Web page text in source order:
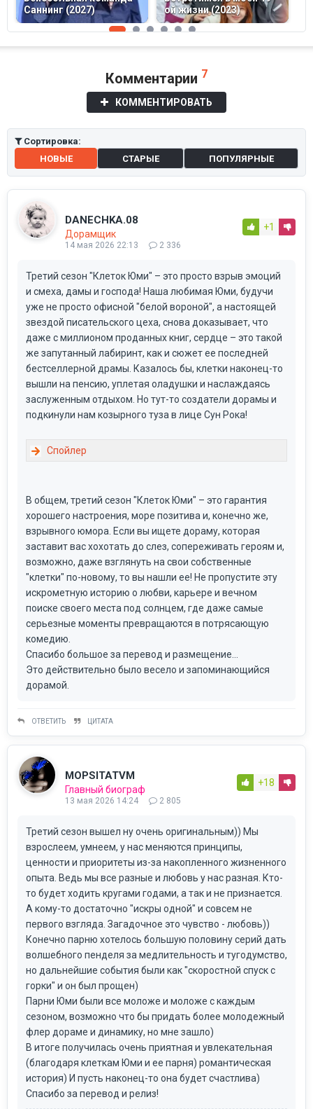
Саннинг (2027)
ой жизни (2023)
Комментарии 7
КОММЕНТИРОВАТЬ
Сортировка:
НОВЫЕ
СТАРЫЕ ПОПУЛЯРНЫЕ
DANECHKA.08
Дорамщик
14 мая 2026 22:13 2 336
+1
Третий сезон "Клеток Юми" – это просто взрыв эмоций
и смеха, дамы и господа! Наша любимая Юми, будучи
уже не просто офисной "белой вороной", а настоящей
звездой писательского цеха, снова доказывает, что
даже с миллионом проданных книг, сердце – это такой
же запутанный лабиринт, как и сюжет ее последней
бестселлерной драмы. Казалось бы, клетки наконец-то
вышли на пенсию, уплетая оладушки и наслаждаясь
заслуженным отдыхом. Но тут-то создатели дорамы и
подкинули нам козырного туза в лице Сун Рока!
В общем, третий сезон "Клеток Юми" – это гарантия
хорошего настроения, море позитива и, конечно же,
взрывного юмора. Если вы ищете дораму, которая
заставит вас хохотать до слез, сопереживать героям и,
возможно, даже взглянуть на свои собственные
"клетки" по-новому, то вы нашли ее! Не пропустите эту
искрометную историю о любви, карьере и вечном
поиске своего места под солнцем, где даже самые
серьезные моменты превращаются в потрясающую
комедию.
Спасибо большое за перевод и размещение...
Это действительно было весело и запоминающийся
дорамой.
ОТВЕТИТЬ ЦИТАТА
MOPSITATVM
Главный биограф
13 мая 2026 14:24 2 805
+18
Третий сезон вышел ну очень оригинальным)) Мы
взрослеем, умнеем, у нас меняются принципы,
ценности и приоритеты из-за накопленного жизненного
опыта. Ведь мы все разные и любовь у нас разная. Кто-
то будет ходить кругами годами, а так и не признается.
А кому-то достаточно "искры одной" и совсем не
первого взгляда. Загадочное это чувство - любовь))
Конечно парню хотелось большую половину серий дать
волшебного пенделя за медлительность и тугодумство,
но дальнейшие события были как "скоростной спуск с
горки" и он был прощен)
Парни Юми были все моложе и моложе с каждым
сезоном, возможно что бы придать более молодежный
флер дораме и динамику, но мне зашло)
В итоге получилась очень приятная и увлекательная
(благодаря клеткам Юми и ее парня) романтическая
история) И пусть наконец-то она будет счастлива)
Спасибо за перевод и релиз!